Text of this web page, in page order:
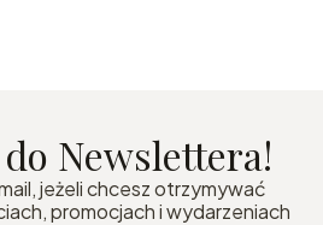
Newslettera!
jeżeli chcesz otrzymywać
promocjach i wydarzeniach